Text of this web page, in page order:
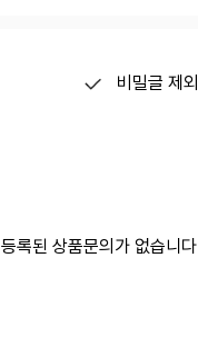
비밀글 제외
등록된 상품문의가 없습니다